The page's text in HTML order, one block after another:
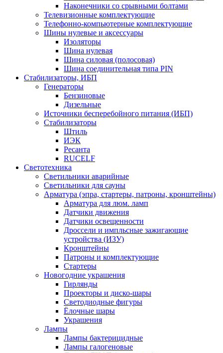
Наконечники со срывными болтами
Телевизионные комплектующие
Телефонно-компьютерные комплектующие
Шины нулевые и аксессуары
Изоляторы
Шина нулевая
Шина силовая (полосовая)
Шина соединительная типа PIN
Стабилизаторы, ИБП
Генераторы
Бензиновые
Дизельные
Источники бесперебойного питания (ИБП)
Стабилизаторы
Штиль
ИЭК
Ресанта
RUCELF
Светотехника
Светильники аварийные
Светильники для сауны
Арматура (эпра, стартеры, патроны, кронштейны)
Арматура для люм. ламп
Датчики движения
Датчики освещенности
Дроссели и импльсные зажигающие
устройства (ИЗУ)
Кронштейны
Патроны и комплектующие
Стартеры
Новогодние украшения
Гирлянды
Проекторы и диско-шары
Светодиодные фигуры
Ёлочные шары
Украшения
Лампы
Лампы бактерицидные
Лампы галогеновые